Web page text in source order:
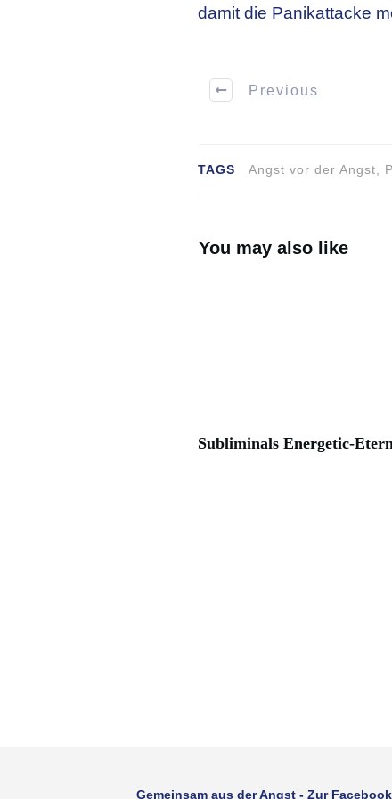
damit die Panikattacke
Previous
TAGS Angst vor der Angst,
You may also like
Subliminals Energetic-
Gemeinsam aus der Angst - Zur